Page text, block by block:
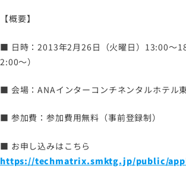
サイトのご利用について
ソーシャルメディアポリシー
プライバシーポリシー
メールマガジン
【概要】
■ 日時：2013年2月26日（火曜日）13:00～
2:00～）
■ 会場：ANAインターコンチネンタルホテル
■ 参加費：参加費用無料（事前登録制）
■ お申し込みはこちら
https://techmatrix.smktg.jp/public/